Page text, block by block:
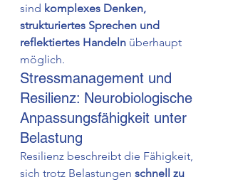
sind komplexes Denken,
strukturiertes Sprechen und
reflektiertes Handeln überhaupt
möglich.
Stressmanagement und
Resilienz: Neurobiologische
Anpassungsfähigkeit unter
Belastung
Resilienz beschreibt die Fähigkeit,
sich trotz Belastungen schnell zu